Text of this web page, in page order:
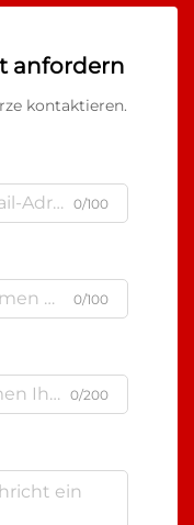
anfordern
kontaktieren.
0/100
0/100
0/200